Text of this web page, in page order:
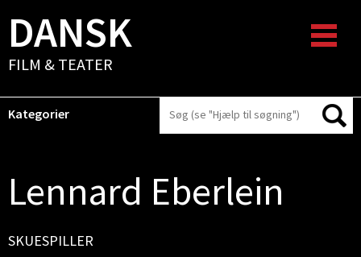
DANSK
FILM & TEATER
Kategorier
Lennard Eberlein
SKUESPILLER